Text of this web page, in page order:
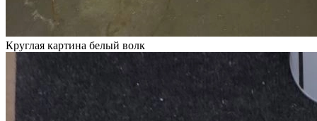
Круглая картина белый волк